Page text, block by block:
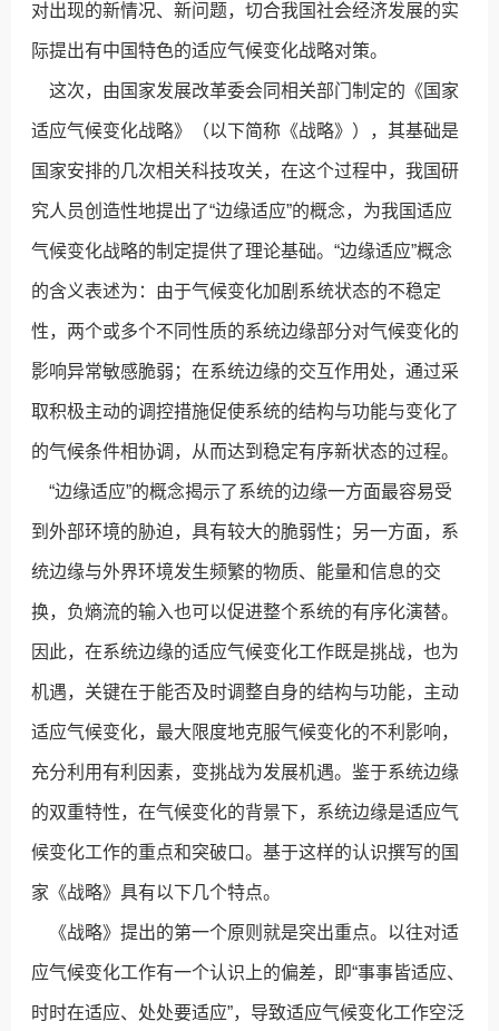
对出现的新情况、新问题，切合我国社会经济发展的实
际提出有中国特色的适应气候变化战略对策。
这次，由国家发展改革委会同相关部门制定的《国家
适应气候变化战略》（以下简称《战略》），其基础是
国家安排的几次相关科技攻关，在这个过程中，我国研
究人员创造性地提出了“边缘适应”的概念，为我国适应
气候变化战略的制定提供了理论基础。“边缘适应”概念
的含义表述为：由于气候变化加剧系统状态的不稳定
性，两个或多个不同性质的系统边缘部分对气候变化的
影响异常敏感脆弱；在系统边缘的交互作用处，通过采
取积极主动的调控措施促使系统的结构与功能与变化了
的气候条件相协调，从而达到稳定有序新状态的过程。
“边缘适应”的概念揭示了系统的边缘一方面最容易受
到外部环境的胁迫，具有较大的脆弱性；另一方面，系
统边缘与外界环境发生频繁的物质、能量和信息的交
换，负熵流的输入也可以促进整个系统的有序化演替。
因此，在系统边缘的适应气候变化工作既是挑战，也为
机遇，关键在于能否及时调整自身的结构与功能，主动
适应气候变化，最大限度地克服气候变化的不利影响，
充分利用有利因素，变挑战为发展机遇。鉴于系统边缘
的双重特性，在气候变化的背景下，系统边缘是适应气
候变化工作的重点和突破口。基于这样的认识撰写的国
家《战略》具有以下几个特点。
《战略》提出的第一个原则就是突出重点。以往对适
应气候变化工作有一个认识上的偏差，即“事事皆适应、
时时在适应、处处要适应”，导致适应气候变化工作空泛